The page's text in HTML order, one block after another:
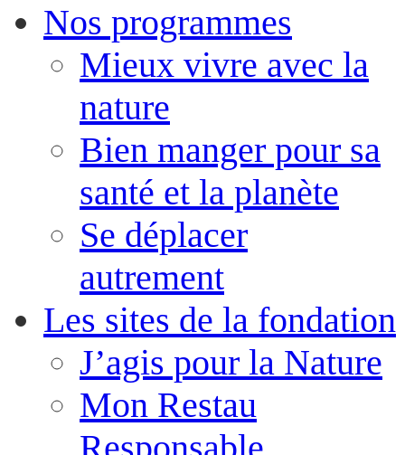
Nos programmes
Mieux vivre avec la
nature
Bien manger pour sa
santé et la planète
Se déplacer
autrement
Les sites de la fondation
J’agis pour la Nature
Mon Restau